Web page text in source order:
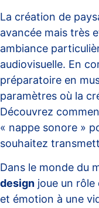
La création de
avancée mais très
ambiance
audiovisuelle. En
préparatoire en
paramètres où la
Découvrez
« nappe sonore »
souhaitez
Dans le monde du
design joue un
et émotion à une